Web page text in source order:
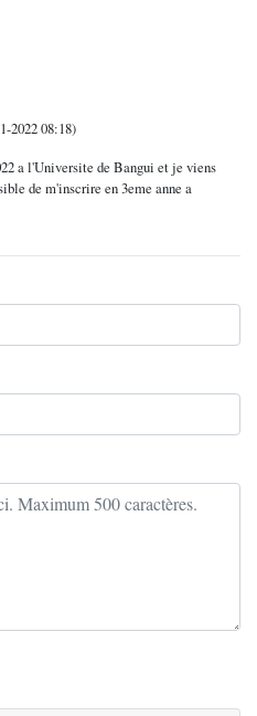
2022 08:18)
a l'Universite de Bangui et je viens
de m'inscrire en 3eme anne a